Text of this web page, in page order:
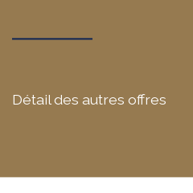
Détail des autres offres